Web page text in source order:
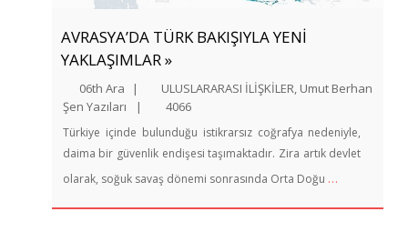
AVRASYA’DA TÜRK BAKIŞIYLA YENİ
YAKLAŞIMLAR »
06th Ara | ULUSLARARASI İLİŞKİLER, Umut Berhan
Şen Yazıları
| 4066
Türkiye içinde bulunduğu istikrarsız coğrafya nedeniyle,
daima bir güvenlik endişesi taşımaktadır. Zira artık devlet
olarak, soğuk savaş dönemi sonrasında Orta Doğu …